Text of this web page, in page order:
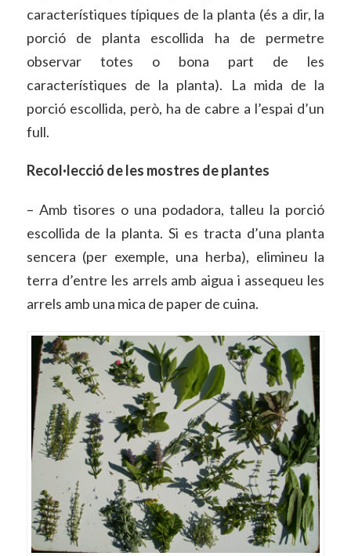
característiques típiques de la planta (és a dir, la
porció de planta escollida ha de permetre
observar totes o bona part de les
característiques de la planta). La mida de la
porció escollida, però, ha de cabre a l’espai d’un
full.
Recol·lecció de les mostres de plantes
– Amb tisores o una podadora, talleu la porció
escollida de la planta. Si es tracta d’una planta
sencera (per exemple, una herba), elimineu la
terra d’entre les arrels amb aigua i assequeu les
arrels amb una mica de paper de cuina.